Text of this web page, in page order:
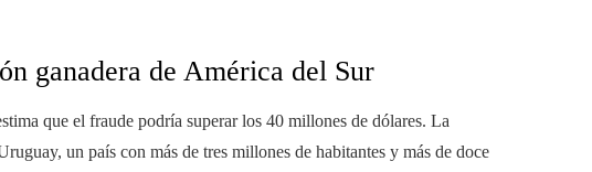
ganadera de América del Sur
que el fraude podría superar los 40 millones de dólares. La
un país con más de tres millones de habitantes y más de doce